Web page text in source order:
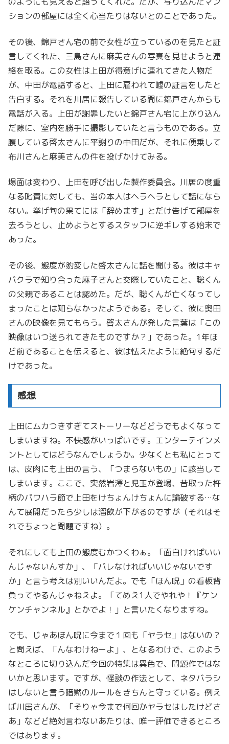
ションの部屋には全く心当たりはないとのことであった。
その後、錦戸さん宅の前で女性が立っているのを見たと証
言してくれた、三島さんに麻美さんの写真を見せようと連
絡を取る。この女性は上田が得意げに連れてきた人物だ
が、中田が電話すると、上田に雇われて嘘の証言をしたと
告白する。それを川居に報告している間に錦戸さんからも
電話が入る。上田が謝罪したいと錦戸さん宅に上がり込ん
だ隙に、室内を勝手に撮影していたと言うものである。立
腹している啓太さんに平謝りの中田だが、それに便乗して
布川さんと麻美さんの件を投げかけてみる。
場面は変わり、上田を呼び出した製作委員会。川居の度重
なる叱責に対しても、当の本人はヘラヘラとして話になら
ない。挙げ句の果てには「辞めます」とだけ告げて部屋を
去ろうとし、止めようとするスタッフに逆ギレする始末で
あった。
その後、態度が豹変した啓太さんに話を聞ける。彼はキャ
バクラで知り合った麻子さんと交際していたこと、聡くん
の父親であることは認めた。だが、聡くんが亡くなってし
まったことは知らなかったようである。そして、彼に奥田
さんの映像を見てもらう。啓太さんが発した言葉は「この
映像はいつ送られてきたものですか？」であった。1年ほ
ど前であることを伝えると、彼は怯えたように絶句するだ
けであった。
感想
上田にムカつきすぎてストーリーなどどうでもよくなって
しまいますね。不快感がいっぱいです。エンターテインメ
ントとしてはどうなんでしょうか。少なくとも私にとって
は、皮肉にも上田の言う、「つまらないもの」に該当して
しまいます。ここで、突然岩澤と児玉が登場、昔取った杵
柄のパワハラ節で上田をけちょんけちょんに論破する…な
んて展開だったら少しは溜飲が下がるのですが（それはそ
れでちょっと問題ですね）。
それにしても上田の態度むかつくわぁ。「面白ければいい
んじゃないんすか」、「バレなければいいじゃないです
か」と言う考えは別いいんだよ。でも「ほん呪」の看板背
負ってやるんじゃねえよ。「てめえ1人でやれや！『ケン
ケンチャンネル』とかでよ！」と言いたくなりますね。
でも、じゃあほん呪に今まで１回も「ヤラセ」はないの？
と問えば、「んなわけねーよ」、となるわけで、このよう
なところに切り込んだ今回の特集は異色で、問題作ではな
いかと思います。ですが、怪談の作法として、ネタバラシ
はしないと言う暗黙のルールをきちんと守っている。例え
ば川居さんが、「そりゃ今まで何回かヤラセはしたけどさ
あ」などど絶対言わないあたりは、唯一評価できるところ
ではあります。